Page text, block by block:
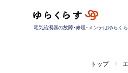
電気給湯器の故障・修理・メンテはゆらく
トップ